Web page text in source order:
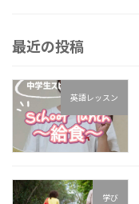
最近の投稿
英語レッスン
学び